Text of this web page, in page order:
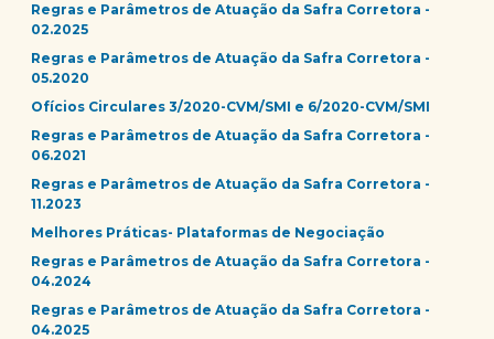
Regras e Parâmetros de Atuação da Safra Corretora -
02.2025
Regras e Parâmetros de Atuação da Safra Corretora -
05.2020
Ofícios Circulares 3/2020-CVM/SMI e 6/2020-CVM/SMI
Regras e Parâmetros de Atuação da Safra Corretora -
06.2021
Regras e Parâmetros de Atuação da Safra Corretora -
11.2023
Melhores Práticas- Plataformas de Negociação
Regras e Parâmetros de Atuação da Safra Corretora -
04.2024
Regras e Parâmetros de Atuação da Safra Corretora -
04.2025